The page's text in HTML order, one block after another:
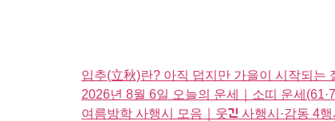
입추(立秋)란? 아직 덥지만 가을이 시작되는
2026년 8월 6일 오늘의 운세｜소띠 운세
여름방학 사행시 모음｜웃긴 사행시·감동 4